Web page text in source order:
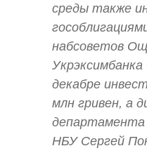
среды также
набсоветов
декабре
млн гривен, а
НБУ Сергей